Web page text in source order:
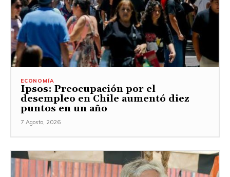
ECONOMÍA
Ipsos: Preocupación por el
desempleo en Chile aumentó diez
puntos en un año
7 Agosto, 2026